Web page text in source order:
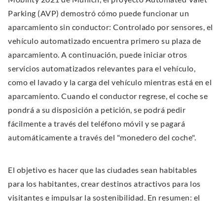
Parking (AVP) demostró cómo puede funcionar un
aparcamiento sin conductor: Controlado por sensores, el
vehículo automatizado encuentra primero su plaza de
aparcamiento. A continuación, puede iniciar otros
servicios automatizados relevantes para el vehículo,
como el lavado y la carga del vehículo mientras está en el
aparcamiento. Cuando el conductor regrese, el coche se
pondrá a su disposición a petición, se podrá pedir
fácilmente a través del teléfono móvil y se pagará
automáticamente a través del "monedero del coche".
El objetivo es hacer que las ciudades sean habitables
para los habitantes, crear destinos atractivos para los
visitantes e impulsar la sostenibilidad. En resumen: el